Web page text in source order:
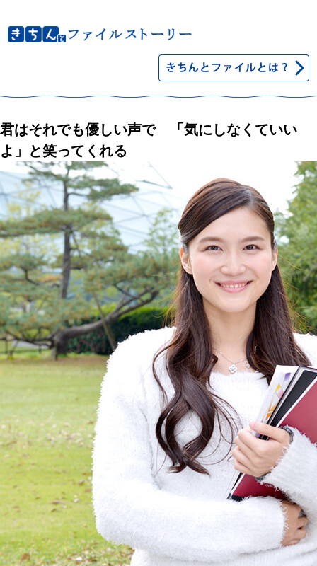
君はそれでも優しい声で 「気にしなくていい
よ」と笑ってくれる